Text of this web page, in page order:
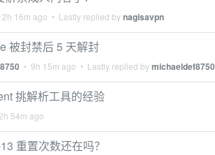
16m ago • Lastly replied bynagisavpn
被封禁后 5 天解封
• 9h 15m ago • Lastly replied bymichaeldef8750
挑解析工具的经验
54m ago
重置次数还在吗？